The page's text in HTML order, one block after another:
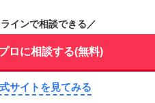
インで相談できる／
ロに相談する(無料)
サイトを見てみる